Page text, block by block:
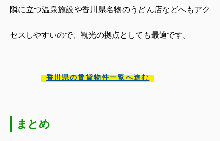
隣に立つ温泉施設や香川県名物のうどん店などへもアク
セスしやすいので、観光の拠点としても最適です。
香川県の賃貸物件一覧へ進む
まとめ